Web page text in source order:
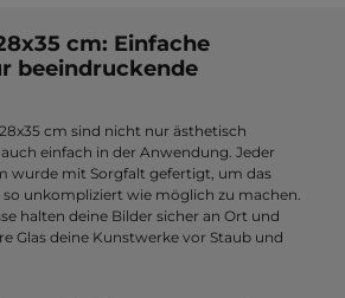
cm: Einfache
beeindruckende
28x35 cm sind nicht nur ästhetisch
einfach in der Anwendung. Jeder
wurde mit Sorgfalt gefertigt, um das
so unkompliziert wie möglich zu machen.
halten deine Bilder sicher an Ort und
Glas deine Kunstwerke vor Staub und